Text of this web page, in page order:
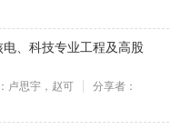
、科技专业工程及高股
卢思宇，赵可
分享者：